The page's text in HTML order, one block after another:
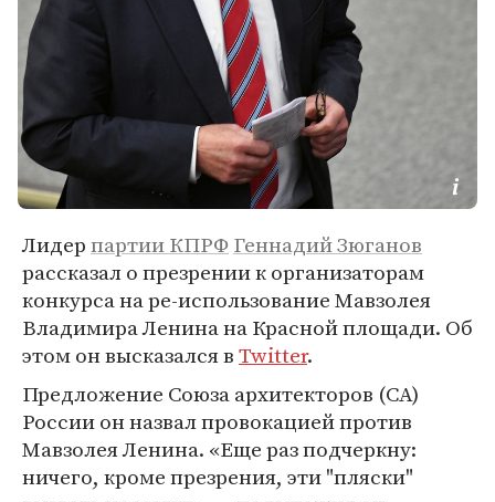
Лидерпартии КПРФ Геннадий Зюганов
рассказал о презрении к организаторам
конкурса на ре-использование Мавзолея
Владимира Ленина на Красной площади. Об
этом он высказался вTwitter.
Предложение Союза архитекторов (СА)
России он назвал провокацией против
Мавзолея Ленина. «Еще раз подчеркну:
ничего, кроме презрения, эти "пляски"